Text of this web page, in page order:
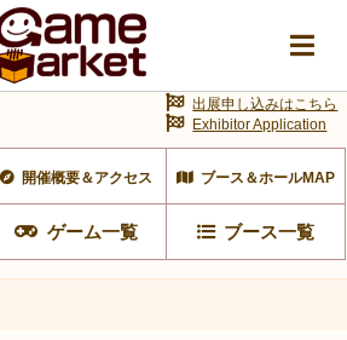
開催概要＆アクセス ブース＆ホールMAP
ゲーム一覧 ブース一覧
出展申し込みはこちら
Exhibitor Application